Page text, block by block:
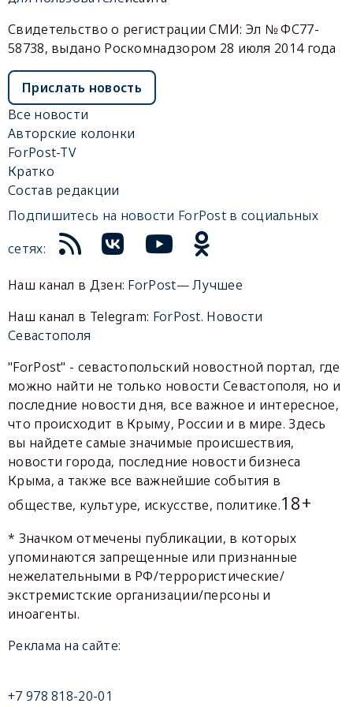
Свидетельство о регистрации СМИ: Эл № ФС77-
58738, выдано Роскомнадзором 28 июля 2014 года
Прислать новость
Все новости
Авторские колонки
ForPost-TV
Кратко
Состав редакции
Подпишитесь на новости ForPost в социальных
сетях:
Наш канал в Дзен: ForPost— Лучшее
Наш канал в Telegram: ForPost. Новости
Севастополя
"ForPost" - севастопольский новостной портал, где
можно найти не только новости Севастополя, но и
последние новости дня, все важное и интересное,
что происходит в Крыму, России и в мире. Здесь
вы найдете самые значимые происшествия,
новости города, последние новости бизнеса
Крыма, а также все важнейшие события в
обществе, культуре, искусстве, политике.18+
* Значком отмечены публикации, в которых
упоминаются запрещенные или признанные
нежелательными в РФ/террористические/
экстремистские организации/персоны и
иноагенты.
Реклама на сайте:
+7 978 818-20-01